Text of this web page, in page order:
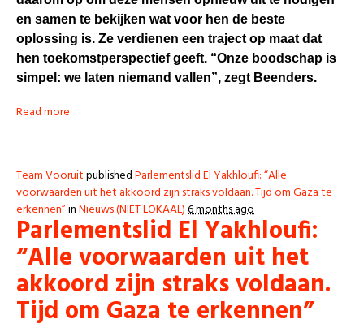
en samen te bekijken wat voor hen de beste
oplossing is. Ze verdienen een traject op maat dat
hen toekomstperspectief geeft. “Onze boodschap is
simpel: we laten niemand vallen”, zegt Beenders.
Read more
Team VooruitpublishedParlementslid El Yakhloufi: “Alle
voorwaarden uit het akkoord zijn straks voldaan. Tijd om Gaza te
erkennen”inNieuws (NIET LOKAAL)6 months ago
Parlementslid El Yakhloufi:
“Alle voorwaarden uit het
akkoord zijn straks voldaan.
Tijd om Gaza te erkennen”